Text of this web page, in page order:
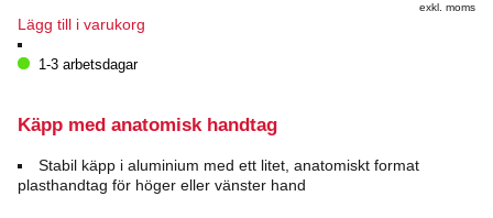
exkl. moms
Lägg till i varukorg
1-3 arbetsdagar
Käpp med anatomisk handtag
Stabil käpp i aluminium med ett litet, anatomiskt format
plasthandtag för höger eller vänster hand